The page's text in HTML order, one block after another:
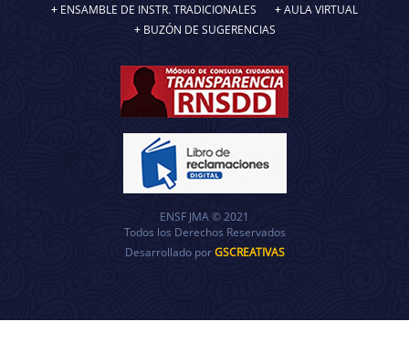
ENSAMBLE DE INSTR. TRADICIONALES
AULA VIRTUAL
BUZÓN DE SUGERENCIAS
ENSF JMA © 2021
Todos los Derechos Reservados
Desarrollado porGSCREATIVAS